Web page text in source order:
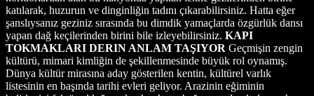
katılarak, huzurun ve dinginliğin tadını çıkarabilirsiniz. Hatta eğer
şanslıysanız geziniz sırasında bu dimdik yamaçlarda özgürlük dansı
yapan dağ keçilerinden birini bile izleyebilirsiniz. KAPI
TOKMAKLARI DERIN ANLAM TAŞIYOR Geçmişin zengin
kültürü, mimari kimliğin de şekillenmesinde büyük rol oynamış.
Dünya kültür mirasına aday gösterilen kentin, kültürel varlık
listesinin en başında tarihi evleri geliyor. Arazinin eğiminin